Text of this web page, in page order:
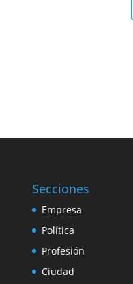
Secciones
Empresa
Política
Profesión
Ciudad